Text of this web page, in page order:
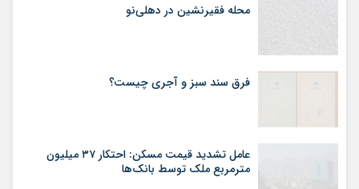
محله فقیرنشین در دهلی‏‌نو
فرق سند سبز و آجری چیست؟
عامل تشدید قیمت مسکن: احتکار ۳۷ میلیون
مترمربع ملک توسط بانک‌ها